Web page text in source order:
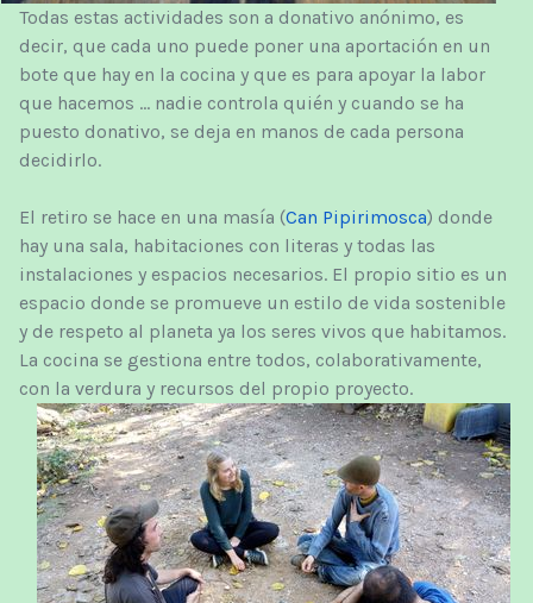
Todas estas actividades son a donativo anónimo, es
decir, que cada uno puede poner una aportación en un
bote que hay en la cocina y que es para apoyar la labor
que hacemos ... nadie controla quién y cuando se ha
puesto donativo, se deja en manos de cada persona
decidirlo.
El retiro se hace en una masía (Can Pipirimosca) donde
hay una sala, habitaciones con literas y todas las
instalaciones y espacios necesarios. El propio sitio es un
espacio donde se promueve un estilo de vida sostenible
y de respeto al planeta ya los seres vivos que habitamos.
La cocina se gestiona entre todos, colaborativamente,
con la verdura y recursos del propio proyecto.